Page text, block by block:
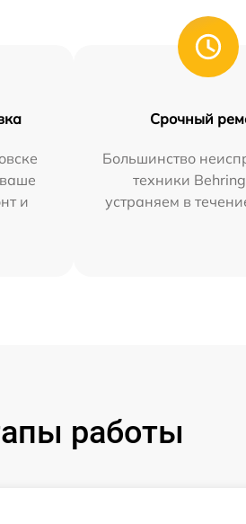
и
Срочный
Большинство
техники
устраняем в
работы